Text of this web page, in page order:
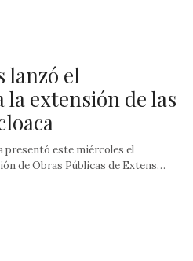
lanzó el
la extensión de las
presentó este miércoles el
de Obras Públicas de Extens…